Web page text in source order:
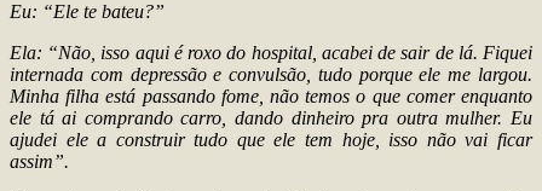
Eu: “Ele te bateu?”
Ela: “Não, isso aqui é roxo do hospital, acabei de sair de lá. Fiquei
internada com depressão e convulsão, tudo porque ele me largou.
Minha filha está passando fome, não temos o que comer enquanto
ele tá ai comprando carro, dando dinheiro pra outra mulher. Eu
ajudei ele a construir tudo que ele tem hoje, isso não vai ficar
assim”.